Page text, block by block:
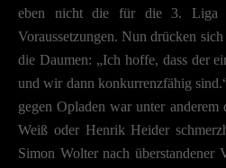
eben nicht die für die 3. Liga
Voraussetzungen. Nun drücken
die Daumen: „Ich hoffe, dass der
und wir dann konkurrenzfähig
gegen Opladen war unter
Weiß oder Henrik Heider
Simon Wolter nach überstandener
Essenzielle Cookies ermöglichen